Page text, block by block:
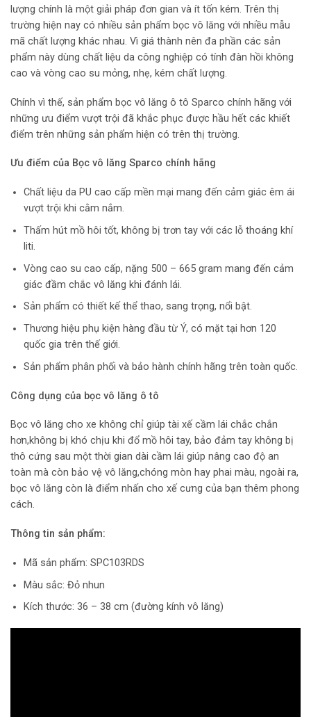
lượng chính là một giải pháp đơn gian và ít tốn kém. Trên thị
trường hiện nay có nhiều sản phẩm bọc vô lăng với nhiều mẫu
mã chất lượng khác nhau. Vì giá thành nên đa phần các sản
phẩm này dùng chất liệu da công nghiệp có tính đàn hồi không
cao và vòng cao su mỏng, nhẹ, kém chất lượng.
Chính vì thế, sản phẩm bọc vô lăng ô tô Sparco chính hãng với
những ưu điểm vượt trội đã khắc phục được hầu hết các khiết
điểm trên những sản phẩm hiện có trên thị trường.
Ưu điểm của Bọc vô lăng Sparco chính hãng
Chất liệu da PU cao cấp mền mại mang đến cảm giác êm ái
vượt trội khi cằm nắm.
Thấm hút mồ hôi tốt, không bị trơn tay với các lỗ thoáng khí
liti.
Vòng cao su cao cấp, nặng 500 – 665 gram mang đến cảm
giác đầm chắc vô lăng khi đánh lái.
Sản phẩm có thiết kế thể thao, sang trọng, nổi bật.
Thương hiệu phụ kiện hàng đầu từ Ý, có mặt tại hơn 120
quốc gia trên thế giới.
Sản phẩm phân phối và bảo hành chính hãng trên toàn quốc.
Công dụng của bọc vô lăng ô tô
Bọc vô lăng cho xe không chỉ giúp tài xế cầm lái chắc chắn
hơn,không bị khó chịu khi đổ mồ hôi tay, bảo đảm tay không bị
thô cứng sau một thời gian dài cầm lái giúp nâng cao độ an
toàn mà còn bảo vệ vô lăng,chóng mòn hay phai màu, ngoài ra,
bọc vô lăng còn là điểm nhấn cho xế cưng của bạn thêm phong
cách.
Thông tin sản phẩm:
Mã sản phẩm: SPC103RDS
Màu sắc: Đỏ nhun
Kích thước: 36 – 38 cm (đường kính vô lăng)